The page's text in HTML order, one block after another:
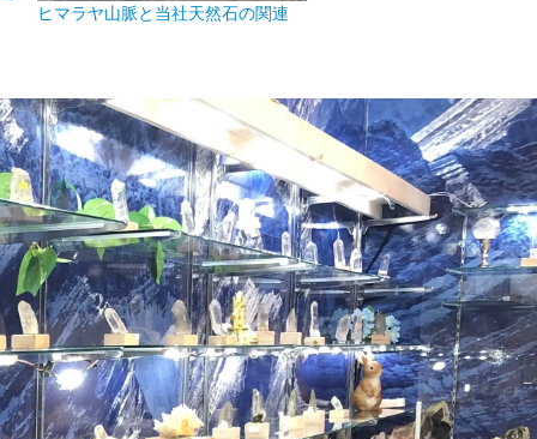
ヒマラヤ山脈と当社天然石の関連